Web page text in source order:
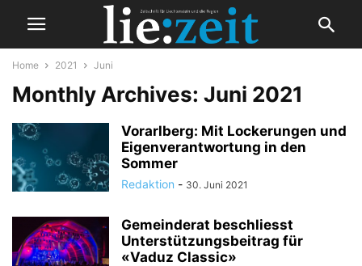
Home 2021 Juni
Monthly Archives: Juni 2021
Vorarlberg: Mit Lockerungen und
Eigenverantwortung in den
Sommer
Redaktion - 30. Juni 2021
Gemeinderat beschliesst
Unterstützungsbeitrag für
«Vaduz Classic»